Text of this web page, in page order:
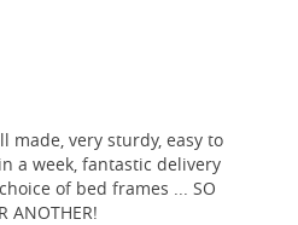
made, very sturdy, easy to
a week, fantastic delivery
of bed frames ... SO
ANOTHER!